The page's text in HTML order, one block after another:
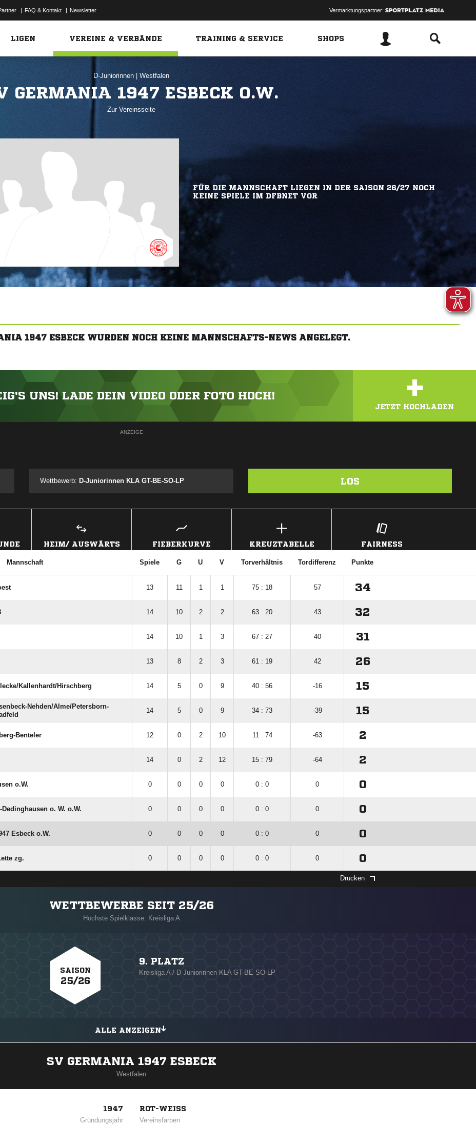
| FAQ & Kontakt | Newsletter Vermarktungspartner:
LIGEN VEREINE & VERBÄNDE TRAINING & SERVICE SHOPS
D-Juniorinnen Westfalen
GERMANIA 1947 ESBECK O.W.
Zur Vereinsseite
FÜR DIE MANNSCHAFT LIEGEN IN DER SAISON 26/27 NOCH
KEINE SPIELE IM DFBNET VOR
1947 ESBECK WURDEN NOCH KEINE MANNSCHAFTS-NEWS ANGELEGT.
UNS! LADE DEIN VIDEO ODER FOTO HOCH! +
JETZT HOCHLADEN
ANZEIGE
Wettbewerb: D-Juniorinnen KLA GT-BE-SO-LP LOS
HEIM/ AUSWÄRTS FIEBERKURVE KREUZTABELLE FAIRNESS
Mannschaft Spiele G U V Torverhältnis Tordifferenz Punkte
13 11 1 1 75 : 18 57 34
14 10 2 2 63 : 20 43 32
14 10 1 3 67 : 27 40 31
13 8 2 3 61 : 19 42 26
​Kallenhardt/​Hirschberg 14 5 0 9 40 : 56 -16 15
Nehden/​Alme/​Petersborn-
14 5 0 9 34 : 73 -39 15
Benteler 12 0 2 10 11 : 74 -63 2
14 0 2 12 15 : 79 -64 2
o.W. 0 0 0 0 0 : 0 0 0
o. W. o.W. 0 0 0 0 0 : 0 0 0
Esbeck o.W. 0 0 0 0 0 : 0 0 0
zg. 0 0 0 0 0 : 0 0 0
Drucken
WETTBEWERBE SEIT 25/26
Höchste Spielklasse: Kreisliga A
SAISON
25/26
9. PLATZ
Kreisliga A / D-Juniorinnen KLA GT-BE-SO-LP
ALLE ANZEIGEN
SV GERMANIA 1947 ESBECK
Westfalen
1947
Gründungsjahr
ROT-WEISS
Vereinsfarben